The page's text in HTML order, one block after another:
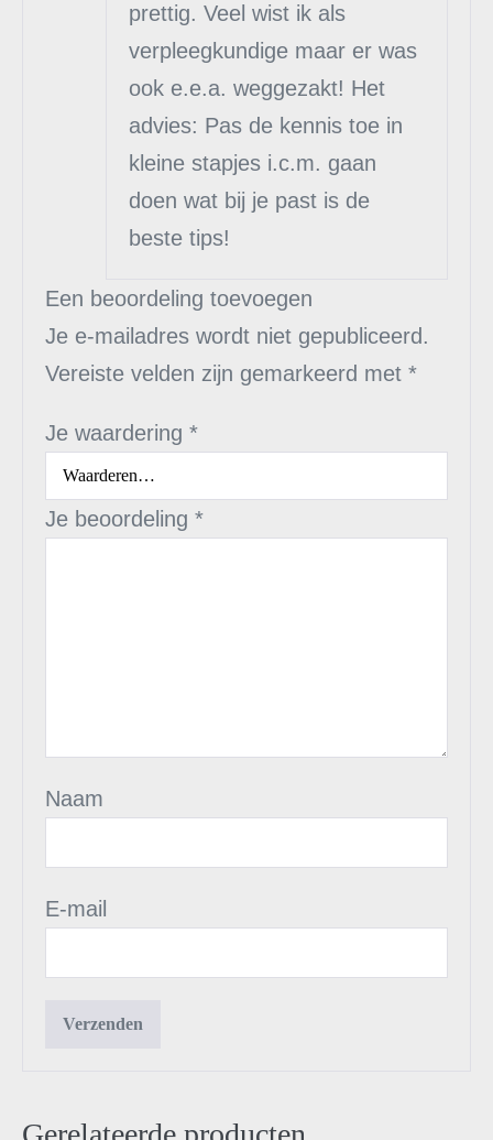
prettig. Veel wist ik als
verpleegkundige maar er was
ook e.e.a. weggezakt! Het
advies: Pas de kennis toe in
kleine stapjes i.c.m. gaan
doen wat bij je past is de
beste tips!
Een beoordeling toevoegen
Je e-mailadres wordt niet gepubliceerd.
Vereiste velden zijn gemarkeerd met *
Je waardering *
Je beoordeling *
Naam
E-mail